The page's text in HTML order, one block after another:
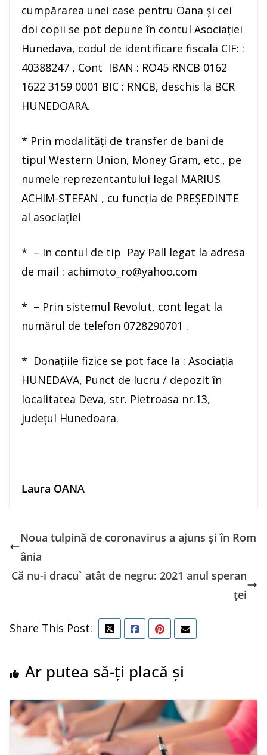
cumpărarea unei case pentru Oana şi cei
doi copii se pot depune în contul Asociației
Hunedava, codul de identificare fiscala CIF: :
40388247 , Cont IBAN : RO45 RNCB 0162
1622 3159 0001 BIC : RNCB, deschis la BCR
HUNEDOARA.
* Prin modalități de transfer de bani de
tipul Western Union, Money Gram, etc., pe
numele reprezentantului legal MARIUS
ACHIM-STEFAN , cu funcţia de PREȘEDINTE
al asociației
* – In contul de tip Pay Pall legat la adresa
de mail : achimoto_ro@yahoo.com
* – Prin sistemul Revolut, cont legat la
numărul de telefon 0728290701 .
* Donațiile fizice se pot face la : Asociaţia
HUNEDAVA, Punct de lucru / depozit în
localitatea Deva, str. Pietroasa nr.13,
judeţul Hunedoara.
Laura OANA
Noua tulpină de coronavirus a ajuns şi în Rom
ânia
Că nu-i dracu` atât de negru: 2021 anul speran
ței
Share This Post:
Ar putea să-ți placă și